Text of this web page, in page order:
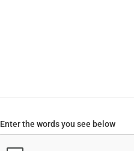
Enter the words you see below